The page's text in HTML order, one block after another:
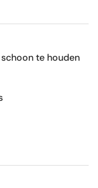
Glans
Nee
te houden